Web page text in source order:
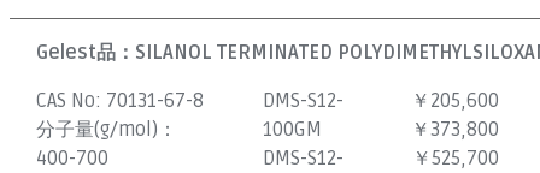
Gelest品： SILANOL TERMINATED
CAS No: 70131-67-8
分子量(g/mol)：
400-700
DMS-S12-
100GM
DMS-S12-
￥205,600
￥373,800
￥525,700